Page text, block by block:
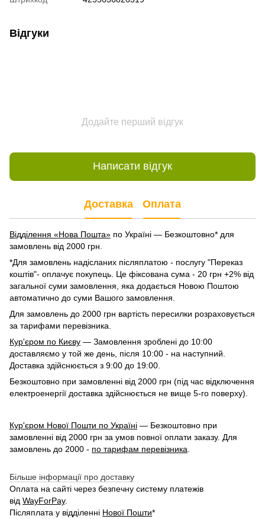
Відгуки
Додайте перший відгук
Написати відгук
Доставка Оплата
Відділення «Нова Пошта» по Україні — Безкоштовно* для
замовлень від 2000 грн.
*Для замовлень надісланих післяплатою - послугу "Переказ
коштів"- оплачує покупець. Це фіксована сума - 20 грн +2% від
загальної суми замовлення, яка додається Новою Поштою
автоматично до суми Вашого замовлення.
Для замовлень до 2000 грн вартість пересилки розраховується
за тарифами перевізника.
Кур'єром по Києву — Замовлення зроблені до 10:00
доставляємо у той же день, після 10:00 - на наступний.
Доставка здійснюється з 9:00 до 19:00.
Безкоштовно при замовленні від 2000 грн (під час відключення
електроенергії доставка здійснюється не вище 5-го поверху).
Кур'єром Нової Пошти по Україні — Безкоштовно при
замовленні від 2000 грн за умов повної оплати заказу. Для
замовлень до 2000 - по тарифам перевізника
Більше інформації про доставку
Оплата на сайті через безпечну систему платежів
від WayForPay.
Післяплата у відділенні Нової Пошти*